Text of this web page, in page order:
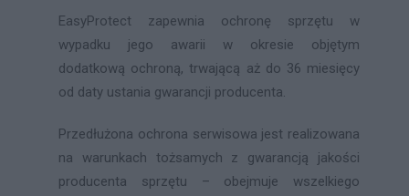
EasyProtect zapewnia ochronę sprzętu w
wypadku jego awarii w okresie objętym
dodatkową ochroną, trwającą aż do 36 miesięcy
od daty ustania gwarancji producenta.
Przedłużona ochrona serwisowa jest realizowana
na warunkach tożsamych z gwarancją jakości
producenta sprzętu – obejmuje wszelkiego